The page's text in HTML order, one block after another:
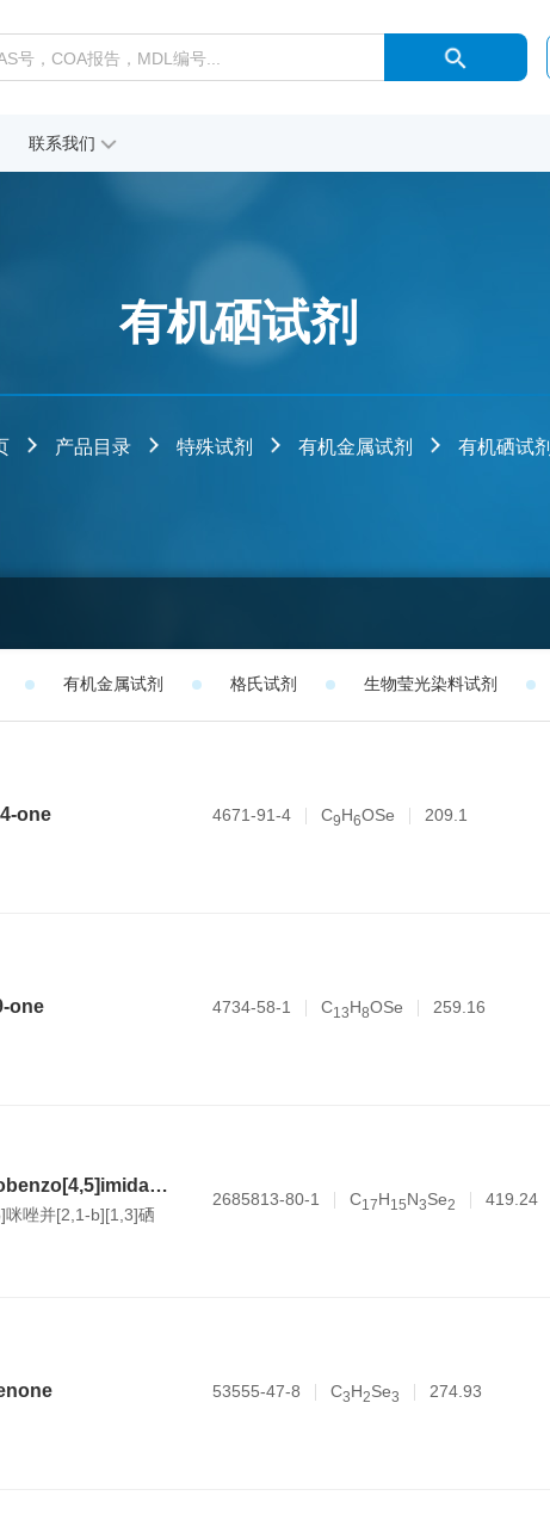
联系我们
有机硒试剂
产品目录 特殊试剂 有机金属试剂 有机硒试剂
有机金属试剂 格氏试剂 生物莹光染料试剂
one 4671-91-4 C9H6OSe 209.1
one 4734-58-1 C1 3H8OSe 259.16
9-benzyl-2,3-dihydrobenzo[4,5]imidazo[2,1-b][1,3]selenazol-9-ium selenocyanate
唑并[2,1-b][1,3]硒
2685813-80-1 C1 7H1 5N3Se2 419.24
53555-47-8 C3H2Se3 274.93